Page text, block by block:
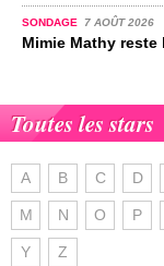
SONDAGE 7 AOÛT 2026
Mimie Mathy
Toutes les stars
A B C D
M N O P
Y Z